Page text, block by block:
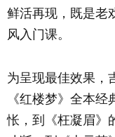
鲜活再现，既是老
风入门课。
为呈现最佳效果，
《红楼梦》全本
怅，到《枉凝眉》